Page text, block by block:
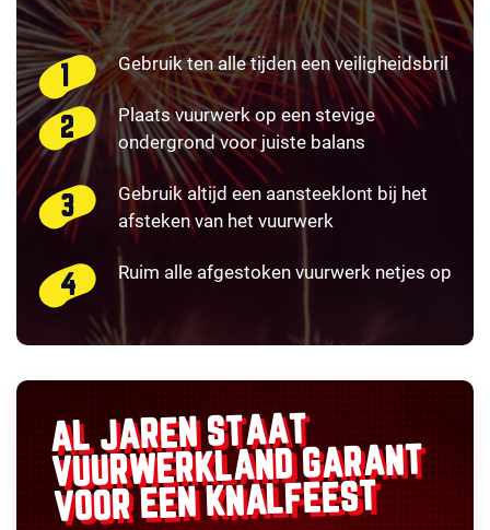
Gebruik ten alle tijden een veiligheidsbril
Plaats vuurwerk op een stevige
ondergrond voor juiste balans
Gebruik altijd een aansteeklont bij het
afsteken van het vuurwerk
Ruim alle afgestoken vuurwerk netjes op
AL JAREN STAAT
VUURWERKLANDGARANT
VOOR EEN KNALFEEST